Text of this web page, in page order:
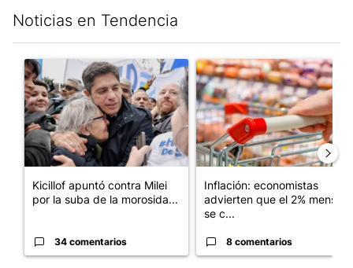
Noticias en Tendencia
Un artículo de tendencia con el título "Kicillof apuntó contra
Kicillof apuntó contra Milei
por la suba de la morosida...
34 comentarios
Un artículo de tendencia con
Inflación: economistas
advierten que el 2% mensual
se c...
8 comentarios